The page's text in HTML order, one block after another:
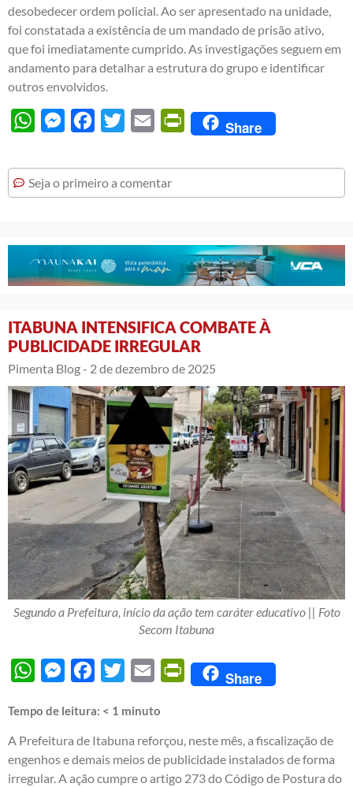
desobedecer ordem policial. Ao ser apresentado na unidade,
foi constatada a existência de um mandado de prisão ativo,
que foi imediatamente cumprido. As investigações seguem em
andamento para detalhar a estrutura do grupo e identificar
outros envolvidos.
WhatsAppMessengerFacebook
Twitter Email PrintFriendly
Share
Seja o primeiro a comentar
ITABUNA INTENSIFICA COMBATE À
PUBLICIDADE IRREGULAR
Pimenta Blog - 2 de dezembro de 2025
Segundo a Prefeitura, início da ação tem caráter educativo || Foto
Secom Itabuna
WhatsAppMessengerFacebook
Twitter Email PrintFriendly
Share
Tempo de leitura: < 1 minuto
A Prefeitura de Itabuna reforçou, neste mês, a fiscalização de
engenhos e demais meios de publicidade instalados de forma
irregular. A ação cumpre o artigo 273 do Código de Postura do